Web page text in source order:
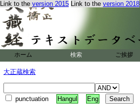
Link to the version 2015 Link to the version 2018
ホーム 検索 ご挨拶
大正蔵検索
punctuation Hangul Eng